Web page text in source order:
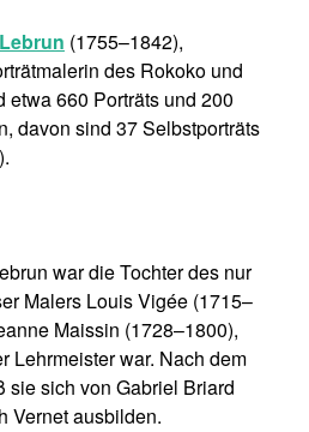
(1755–1842),
des Rokoko und
etwa 660 Porträts und 200
davon sind 37 Selbstporträts
war die Tochter des nur
Malers Louis Vigée (1715–
Maissin (1728–1800),
Lehrmeister war. Nach dem
sie sich von Gabriel Briard
Vernet ausbilden.